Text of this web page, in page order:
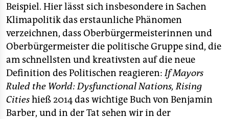
Beispiel. Hier lässt sich insbesondere in Sachen
Klimapolitik das erstaunliche Phänomen
verzeichnen, dass Oberbürgermeisterinnen und
Oberbürgermeister die politische Gruppe sind, die
am schnellsten und kreativsten auf die neue
Definition des Politischen reagieren:If Mayors
Ruled the World: Dysfunctional Nations, Rising
Citieshieß 2014 das wichtige Buch von Benjamin
Barber, und in der Tat sehen wir in der